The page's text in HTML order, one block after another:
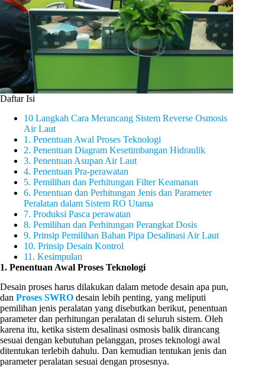
Daftar Isi
10 Langkah Cara Merancang Sistem Reverse Osmosis
Air Laut
1. Penentuan Awal Proses Teknologi
2. Penentuan Diagram Kesetimbangan Hidraulik
3. Penentuan Asupan Air Laut
4. Penentuan Pra-perawatan
5. Pemilihan dan Perhitungan Filter Keamanan
6. Penentuan dan Perhitungan Jenis dan Parameter
Peralatan dalam Sistem RO Utama
7. Produksi Pasca perawatan
8. Pemilihan dan Perhitungan Perangkat Dosis
9. Prinsip Pemilihan Bahan Pipa Desalinasi Air Laut
10. Prinsip Desain Kontrol
11. Kesimpulan
1. Penentuan Awal Proses Teknologi
Desain proses harus dilakukan dalam metode desain apa pun,
dan Proses SWRO desain lebih penting, yang meliputi
pemilihan jenis peralatan yang disebutkan berikut, penentuan
parameter dan perhitungan peralatan di seluruh sistem. Oleh
karena itu, ketika sistem desalinasi osmosis balik dirancang
sesuai dengan kebutuhan pelanggan, proses teknologi awal
ditentukan terlebih dahulu. Dan kemudian tentukan jenis dan
parameter peralatan sesuai dengan prosesnya.